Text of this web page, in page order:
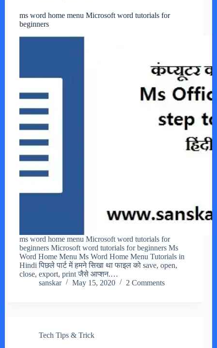
ms word home menu Microsoft word tutorials for
beginners
ms word home menu Microsoft word tutorials for
beginners Microsoft word tutorials for beginners Ms
Word Home Menu Ms Word Home Menu Tutorials in
Hindi पिछले पार्ट में हमने सिखा था फाइल को save, open,
close, export, print जैसे आप्शन.…
sanskar
May 15, 2020 2 Comments
Tech Tips & Trick